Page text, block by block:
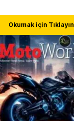
Okumak için Tıklayın